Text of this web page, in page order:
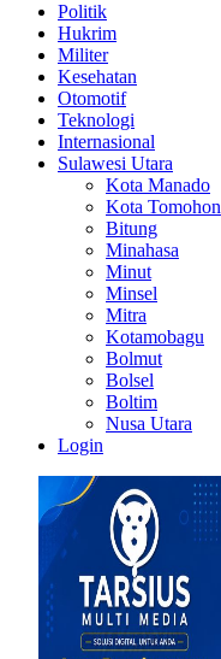
Politik
Hukrim
Militer
Kesehatan
Otomotif
Teknologi
Internasional
Sulawesi Utara
Kota Manado
Kota Tomohon
Bitung
Minahasa
Minut
Minsel
Mitra
Kotamobagu
Bolmut
Bolsel
Boltim
Nusa Utara
Login